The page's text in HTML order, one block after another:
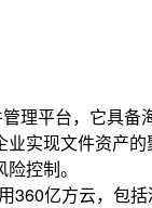
理平台，它具
实现文件资产
控制。
亿方云，包括